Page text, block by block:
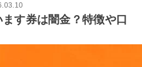
す券は闇金？特徴や口